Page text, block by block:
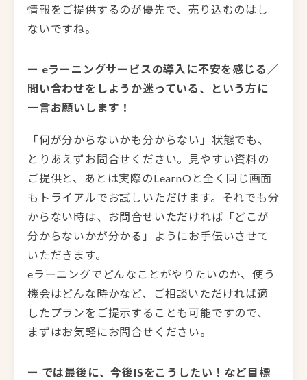
情報をご提供するのが優先で、売り込むのはし
ないですね。
ー eラーニングサービスの導入に不安を感じる／
問い合わせをしようか迷っている、という方に
一言お願いします！
「何が分からないかも分からない」状態でも、
とりあえずお問合せください。見やすい資料の
ご提供と、あとは実際のLearnOと全く同じ画面
もトライアルでお試しいただけます。それでも分
からない時は、お問合せいただければ「どこが
分からないかが分かる」ようにお手伝いさせて
いただきます。
eラーニングでどんなことがやりたいのか、使う
機会はどんな時かなど、ご相談いただければ適
したプランをご提示することも可能ですので、
まずはお気軽にお問合せください。
ー では最後に、今後ISをこうしたい！など目標